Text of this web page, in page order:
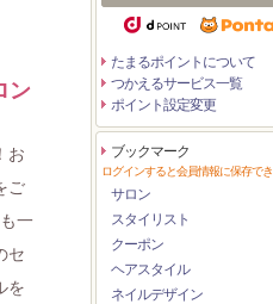
ン
お
ご
一
セ
を
たまるポイントについて
つかえるサービス一覧
ポイント設定変更
ブックマーク
ログインすると会員情報に保存で
サロン
スタイリスト
クーポン
ヘアスタイル
ネイルデザイン